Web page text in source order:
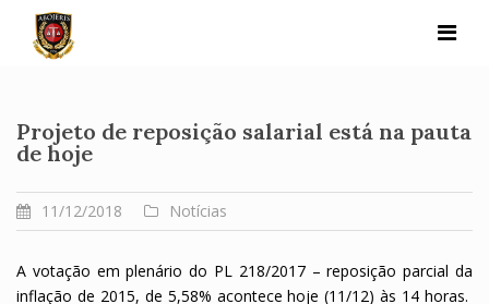
content
Projeto de reposição salarial está na pauta
de hoje
11/12/2018 Notícias
A votação em plenário do PL 218/2017 – reposição parcial da
inflação de 2015, de 5,58% acontece hoje (11/12) às 14 horas.